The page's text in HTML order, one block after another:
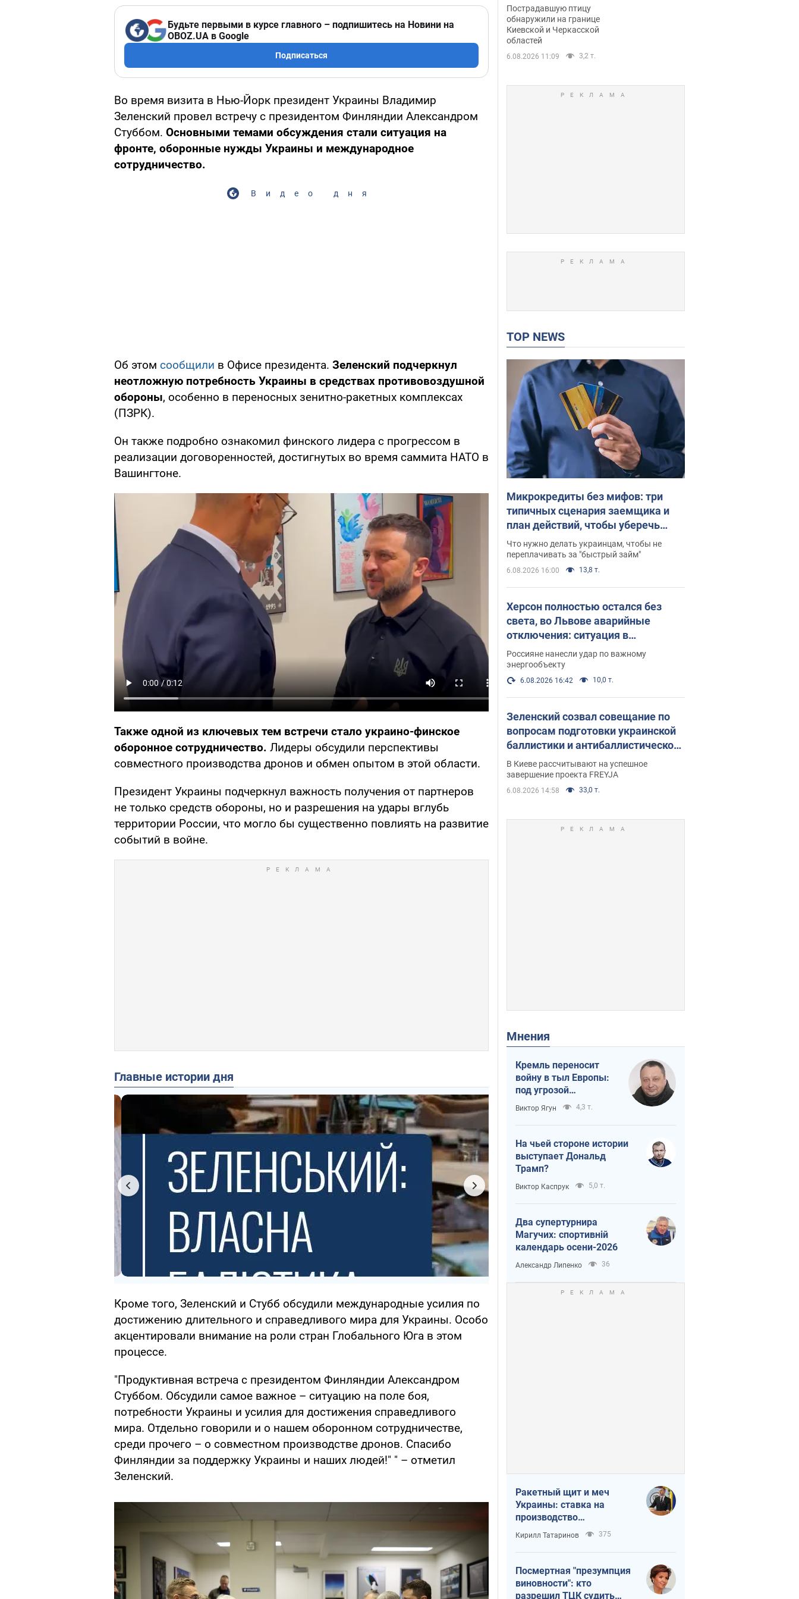
Будьте первыми в курсе главного – подпишитесь на Новини на
OBOZ.UA в Google
Подписаться
Во время визита в Нью-Йорк президент Украины Владимир
Зеленский провел встречу с президентом Финляндии Александром
Стуббом. Основными темами обсуждения стали ситуация на
фронте, оборонные нужды Украины и международное
сотрудничество.
Видео дня
Об этом сообщили в Офисе президента. Зеленский подчеркнул
неотложную потребность Украины в средствах противовоздушной
обороны, особенно в переносных зенитно-ракетных комплексах
(ПЗРК).
Он также подробно ознакомил финского лидера с прогрессом в
реализации договоренностей, достигнутых во время саммита НАТО в
Вашингтоне.
Также одной из ключевых тем встречи стало украино-финское
оборонное сотрудничество. Лидеры обсудили перспективы
совместного производства дронов и обмен опытом в этой области.
Президент Украины подчеркнул важность получения от партнеров
не только средств обороны, но и разрешения на удары вглубь
территории России, что могло бы существенно повлиять на развитие
событий в войне.
Главные истории дня
Кроме того, Зеленский и Стубб обсудили международные усилия по
достижению длительного и справедливого мира для Украины. Особо
акцентировали внимание на роли стран Глобального Юга в этом
процессе.
"Продуктивная встреча с президентом Финляндии Александром
Стуббом. Обсудили самое важное – ситуацию на поле боя,
потребности Украины и усилия для достижения справедливого
мира. Отдельно говорили и о нашем оборонном сотрудничестве,
среди прочего – о совместном производстве дронов. Спасибо
Финляндии за поддержку Украины и наших людей!" " – отметил
Зеленский.
нетипичный маршрут.
Фото
Пострадавшую птицу
обнаружили на границе
Киевской и Черкасской
областей
6.08.2026 11:09 3,2 т.
TOP NEWS
Микрокредиты без мифов: три
типичных сценария заемщика и
план действий, чтобы уберечь
свои деньги
Что нужно делать украинцам, чтобы не
переплачивать за "быстрый займ"
6.08.2026 16:00 13,8 т.
Херсон полностью остался без
света, во Львове аварийные
отключения: ситуация в
энергосистеме 6 августа
Россияне нанесли удар по важному
энергообъекту
6.08.2026 16:42 10,0 т.
Зеленский созвал совещание по
вопросам подготовки украинской
баллистики и антибаллистической
программы FREYJA: какие
решения готовятся
В Киеве рассчитывают на успешное
завершение проекта FREYJA
6.08.2026 14:58 33,0 т.
Мнения
Кремль переносит
войну в тыл Европы:
под угрозой
критическая
логистика
Виктор Ягун 4,3 т.
На чьей стороне истории
выступает Дональд
Трамп?
Виктор Каспрук 5,0 т.
Два супертурнира
Магучих: спортивній
календарь осени-2026
Александр Липенко 36
Ракетный щит и меч
Украины: ставка на
производство
собственных ракет
Кирилл Татаринов 375
Посмертная "презумпция
виновности": кто
разрешил ТЦК судить